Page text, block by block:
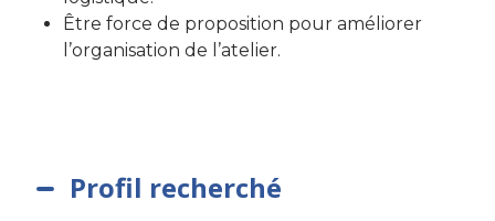
Être force de proposition pour améliorer
l’organisation de l’atelier.
Profil recherché